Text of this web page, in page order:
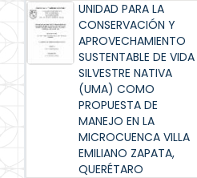
UNIDAD PARA LA
CONSERVACIÓN Y
APROVECHAMIENTO
SUSTENTABLE DE VIDA
SILVESTRE NATIVA
(UMA) COMO
PROPUESTA DE
MANEJO EN LA
MICROCUENCA VILLA
EMILIANO ZAPATA,
QUERÉTARO